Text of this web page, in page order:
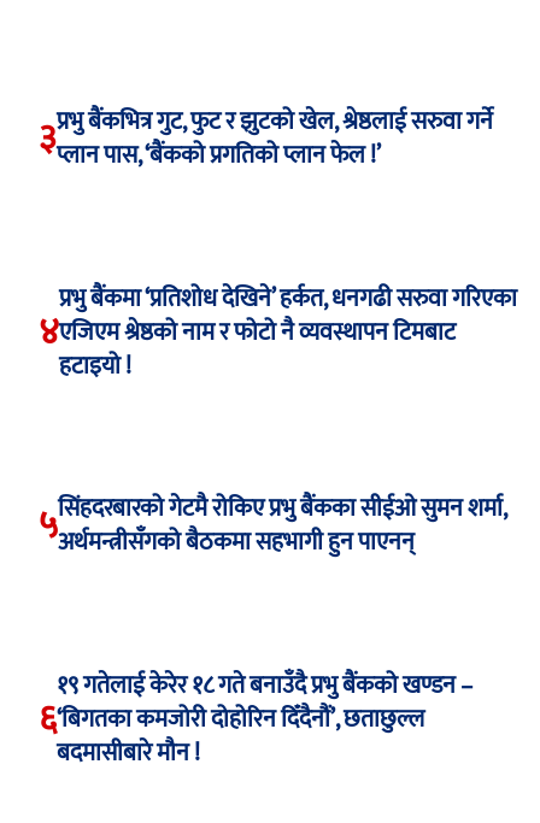
३प्रभु बैंकभित्र गुट, फुट र झुटको खेल, श्रेष्ठलाई सरुवा गर्ने
प्लान पास, ‘बैंकको प्रगतिको प्लान फेल !’
४
प्रभु बैंकमा ‘प्रतिशोध देखिने’ हर्कत, धनगढी सरुवा गरिएका
एजिएम श्रेष्ठको नाम र फोटो नै व्यवस्थापन टिमबाट
हटाइयो !
५सिंहदरबारको गेटमै रोकिए प्रभु बैंकका सीईओ सुमन शर्मा,
अर्थमन्त्रीसँगको बैठकमा सहभागी हुन पाएनन्
६
१९ गतेलाई केरेर १८ गते बनाउँदै प्रभु बैंकको खण्डन –
‘बिगतका कमजोरी दोहोरिन दिँदैनौं’, छताछुल्ल
बदमासीबारे मौन !